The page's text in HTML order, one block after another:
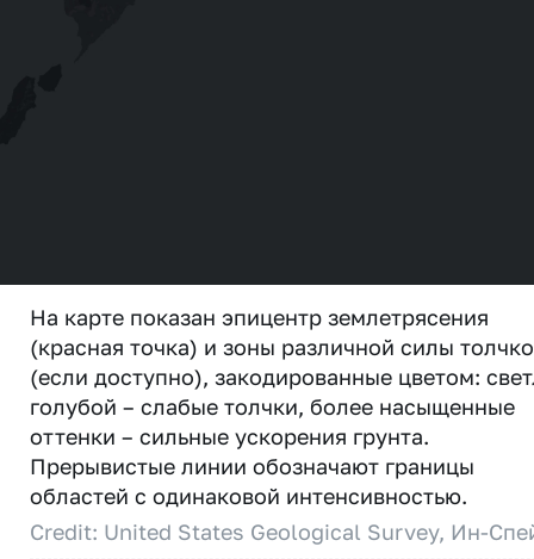
На карте показан эпицентр землетрясения
(красная точка) и зоны различной силы
(если доступно), закодированные цветом:
голубой – слабые толчки, более насыщенные
оттенки – сильные ускорения грунта.
Прерывистые линии обозначают границы
областей с одинаковой интенсивностью.
Credit: United States Geological Survey, Ин-